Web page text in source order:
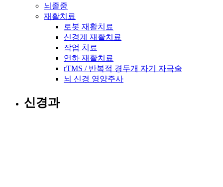
뇌졸중
재활치료
로봇 재활치료
신경계 재활치료
작업 치료
연하 재활치료
rTMS / 반복적 경두개 자기 자극술
뇌 신경 영양주사
신경과